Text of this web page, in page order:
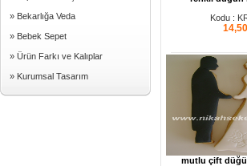
» Bekarlığa Veda
» Bebek Sepet
» Ürün Farkı ve Kalıplar
» Kurumsal Tasarım
Kodu :
14,50
mutlu çift